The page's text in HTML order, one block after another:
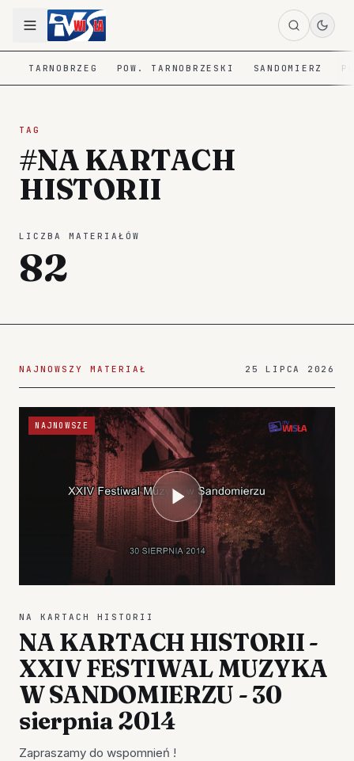
TARNOBRZEG POW. TARNOBRZESKI SANDOMIERZ
TAG
#NA KARTACH
HISTORII
LICZBA MATERIAŁÓW
82
NAJNOWSZY MATERIAŁ 25 LIPCA 2026
NAJNOWSZE
NA KARTACH HISTORII
NA KARTACH HISTORII -
XXIV FESTIWAL MUZYKA
W SANDOMIERZU - 30
sierpnia 2014
Zapraszamy do wspomnień !